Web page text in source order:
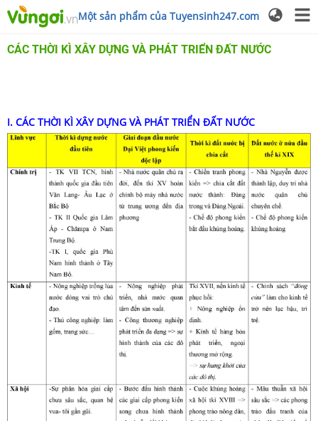
Một sản phẩm của Tuyensinh247.com
CÁC THỜI KÌ XÂY DỰNG VÀ PHÁT TRIỂN ĐẤT NƯỚC
I. CÁC THỜI KÌ XÂY DỰNG VÀ PHÁT TRIỂN ĐẤT NƯỚC